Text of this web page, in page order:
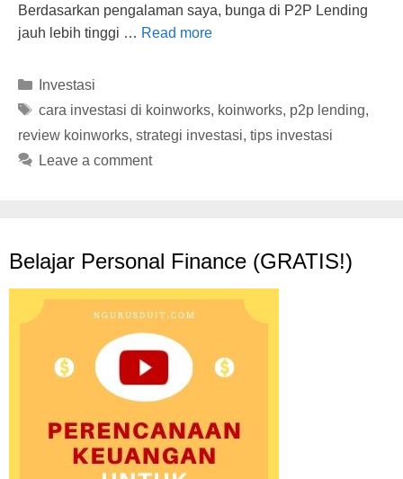
Berdasarkan pengalaman saya, bunga di P2P Lending
jauh lebih tinggi … Read more
Categories
Investasi
Tags
cara investasi di koinworks, koinworks, p2p lending,
review koinworks, strategi investasi, tips investasi
Leave a comment
Belajar Personal Finance (GRATIS!)